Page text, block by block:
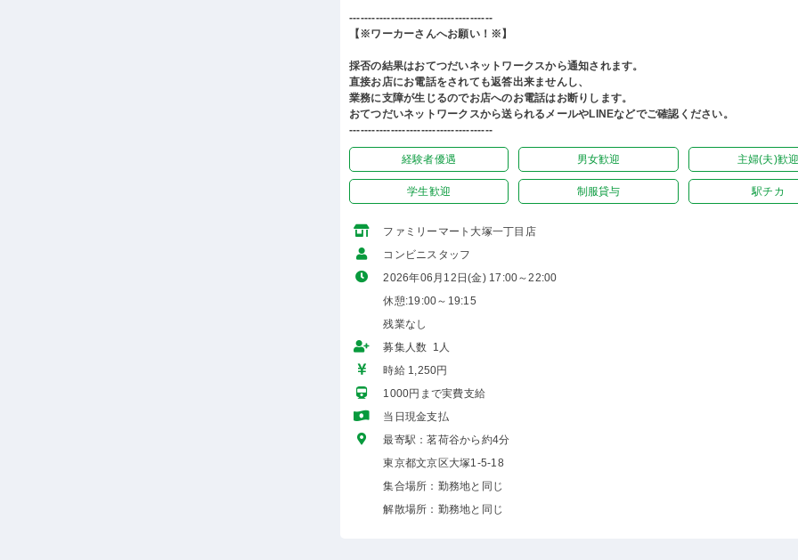
--------------------------------------
【※ワーカーさんへお願い！※】
採否の結果はおてつだいネットワークスから通知されます。
直接お店にお電話をされても返答出来ませんし、
業務に支障が生じるのでお店へのお電話はお断りします。
おてつだいネットワークスから送られるメールやLINEなどでご確認ください。
--------------------------------------
経験者優遇 男女歓迎 主婦(夫)歓
学生歓迎 制服貸与 駅チカ
ファミリーマート大塚一丁目店
コンビニスタッフ
2026年06月12日(金) 17:00～22:00
休憩:19:00～19:15
残業なし
募集人数 1人
時給 1,250円
1000円まで実費支給
当日現金支払
最寄駅：茗荷谷から約4分
東京都文京区大塚1-5-18
集合場所：勤務地と同じ
解散場所：勤務地と同じ